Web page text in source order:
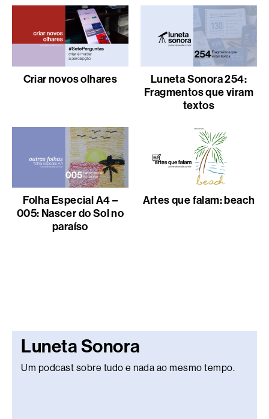
Criar novos olhares
Luneta Sonora 254:
Fragmentos que viram
textos
Folha Especial A4 –
005: Nascer do Sol no
paraíso
Artes que falam: beach
Luneta Sonora
Um podcast sobre tudo e nada ao mesmo tempo.